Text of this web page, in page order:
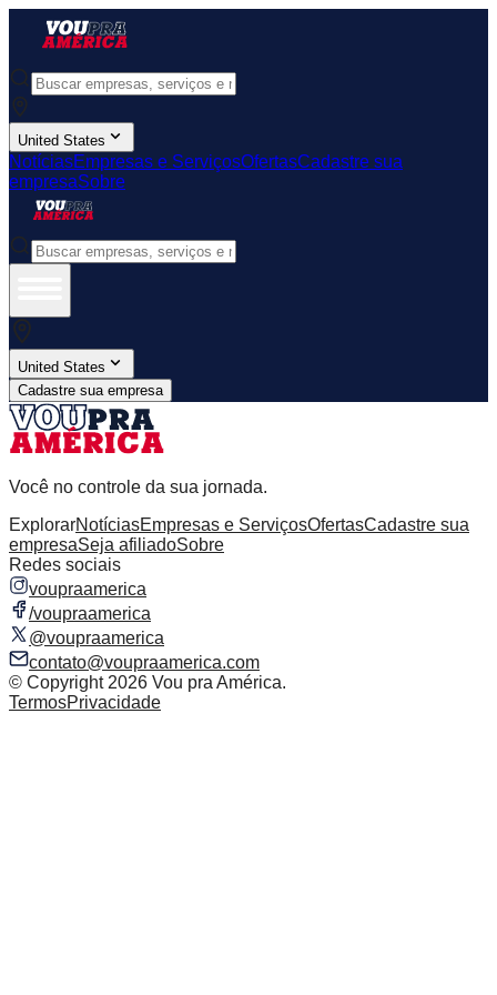
United States
NotíciasEmpresas e ServiçosOfertasCadastre sua
empresaSobre
United States
Cadastre sua empresa
Você no controle da sua jornada.
ExplorarNotíciasEmpresas e ServiçosOfertasCadastre sua
empresaSeja afiliadoSobre
Redes sociais
voupraamerica
/voupraamerica
@voupraamerica
contato@voupraamerica.com
© Copyright 2026 Vou pra América.
TermosPrivacidade